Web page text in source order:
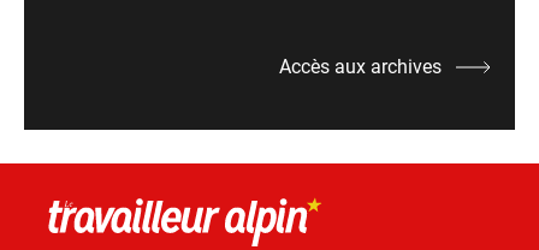
Accès aux archives